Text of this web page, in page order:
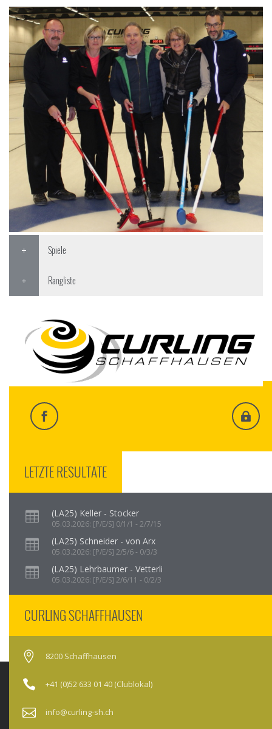
Spiele
Rangliste
LETZTE RESULTATE
(LA25) Keller - Stocker
05.03.2026: [P/E/S] 0/1/1 - 2/7/15
(LA25) Schneider - von Arx
05.03.2026: [P/E/S] 2/5/6 - 0/3/3
(LA25) Lehrbaumer - Vetterli
05.03.2026: [P/E/S] 2/6/11 - 0/2/3
CURLING SCHAFFHAUSEN
8200 Schaffhausen
+41 (0)52 633 01 40 (Clublokal)
info@curling-sh.ch